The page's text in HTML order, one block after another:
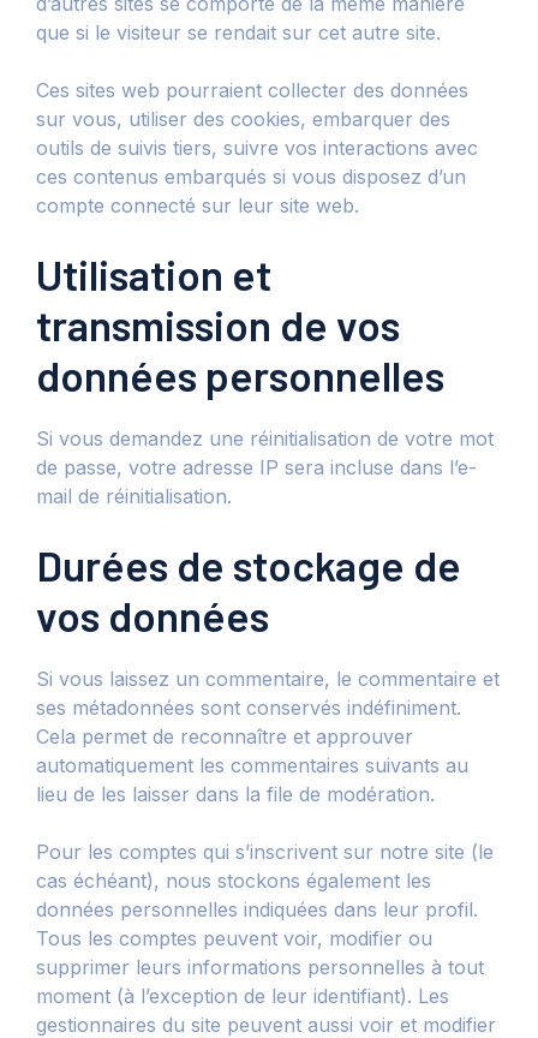
que si le visiteur se rendait sur cet autre site.
Ces sites web pourraient collecter des données
sur vous, utiliser des cookies, embarquer des
outils de suivis tiers, suivre vos interactions avec
ces contenus embarqués si vous disposez d’un
compte connecté sur leur site web.
Utilisation et
transmission de vos
données personnelles
Si vous demandez une réinitialisation de votre mot
de passe, votre adresse IP sera incluse dans l’e-
mail de réinitialisation.
Durées de stockage de
vos données
Si vous laissez un commentaire, le commentaire et
ses métadonnées sont conservés indéfiniment.
Cela permet de reconnaître et approuver
automatiquement les commentaires suivants au
lieu de les laisser dans la file de modération.
Pour les comptes qui s’inscrivent sur notre site (le
cas échéant), nous stockons également les
données personnelles indiquées dans leur profil.
Tous les comptes peuvent voir, modifier ou
supprimer leurs informations personnelles à tout
moment (à l’exception de leur identifiant). Les
gestionnaires du site peuvent aussi voir et modifier